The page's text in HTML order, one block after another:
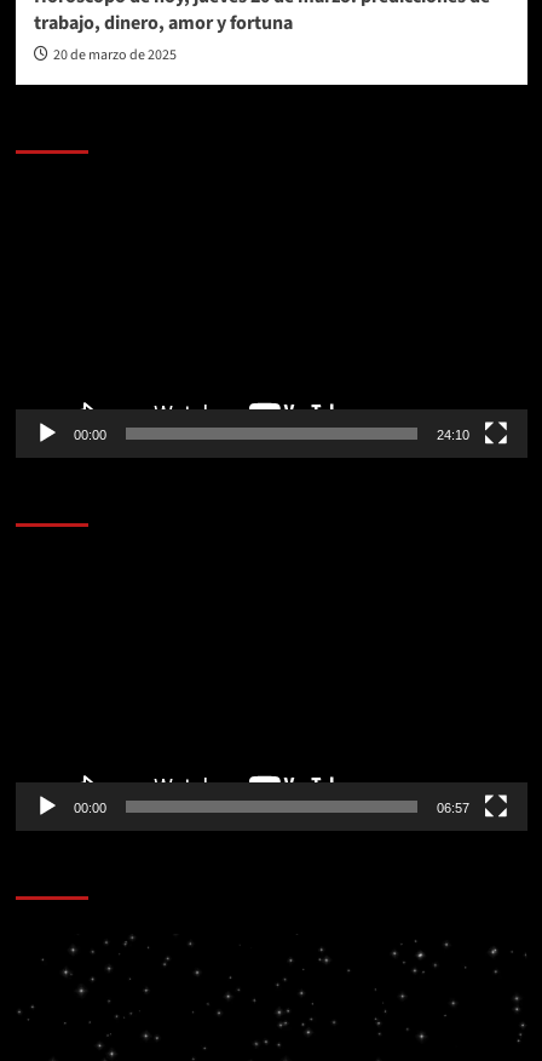
trabajo, dinero, amor y fortuna
20 de marzo de 2025
00:00 24:10
00:00 06:57
Reproductor
vídeo